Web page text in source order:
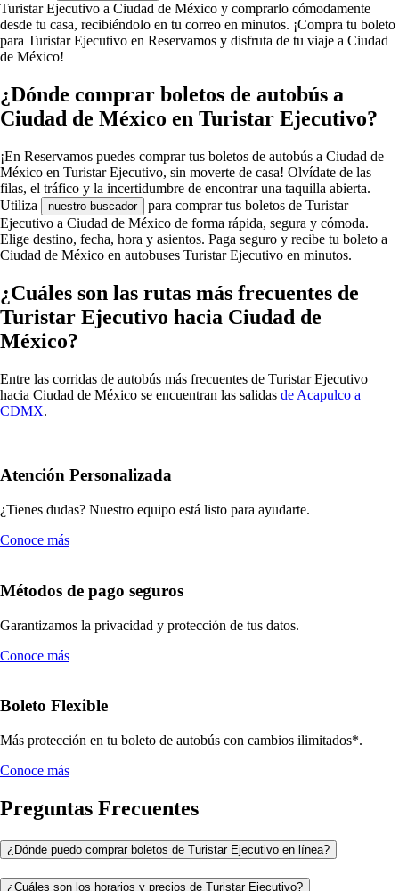
Turistar Ejecutivo a Ciudad de México y comprarlo cómodamente
desde tu casa, recibiéndolo en tu correo en minutos. ¡Compra tu boleto
para Turistar Ejecutivo en Reservamos y disfruta de tu viaje a Ciudad
de México!
¿Dónde comprar boletos de autobús a
Ciudad de México en Turistar Ejecutivo?
¡En Reservamos puedes comprar tus boletos de autobús a Ciudad de
México en Turistar Ejecutivo, sin moverte de casa! Olvídate de las
filas, el tráfico y la incertidumbre de encontrar una taquilla abierta.
Utiliza
nuestro buscador
para comprar tus boletos de Turistar
Ejecutivo a Ciudad de México de forma rápida, segura y cómoda.
Elige destino, fecha, hora y asientos. Paga seguro y recibe tu boleto a
Ciudad de México en autobuses Turistar Ejecutivo en minutos.
¿Cuáles son las rutas más frecuentes de
Turistar Ejecutivo hacia Ciudad de
México?
Entre las corridas de autobús más frecuentes de Turistar Ejecutivo
hacia Ciudad de México se encuentran las salidas de Acapulco a
CDMX.
Atención Personalizada
¿Tienes dudas? Nuestro equipo está listo para ayudarte.
Conoce más
Métodos de pago seguros
Garantizamos la privacidad y protección de tus datos.
Conoce más
Boleto Flexible
Más protección en tu boleto de autobús con cambios ilimitados*.
Conoce más
Preguntas Frecuentes
¿Dónde puedo comprar boletos de Turistar Ejecutivo en línea?
¿Cuáles son los horarios y precios de Turistar Ejecutivo?